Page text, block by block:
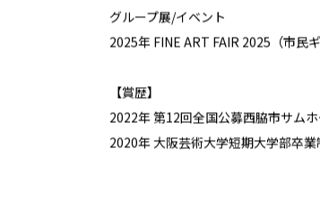
グループ展/イベント
2025年 FINE ART FAIR 2025（市民
【賞歴】
2022年 第12回全国公募西脇市サム
2020年 大阪芸術大学短期大学部卒